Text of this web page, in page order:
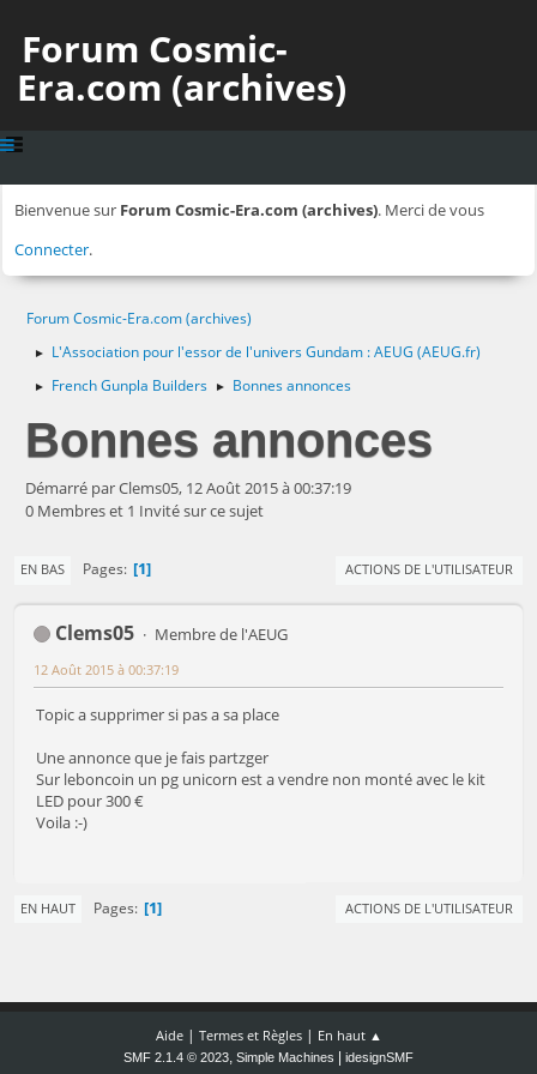
Forum Cosmic-
Era.com (archives)
Bienvenue sur Forum Cosmic-Era.com (archives). Merci de vous
Connecter.
Forum Cosmic-Era.com (archives)
► L'Association pour l'essor de l'univers Gundam : AEUG (AEUG.fr)
► French Gunpla Builders ► Bonnes annonces
Bonnes annonces
Démarré par Clems05, 12 Août 2015 à 00:37:19
0 Membres et 1 Invité sur ce sujet
EN BAS Pages 1 ACTIONS DE L'UTILISATEUR
Clems05 Membre de l'AEUG
12 Août 2015 à 00:37:19
Topic a supprimer si pas a sa place
Une annonce que je fais partzger
Sur leboncoin un pg unicorn est a vendre non monté avec le kit
LED pour 300 €
Voila :-)
EN HAUT Pages 1 ACTIONS DE L'UTILISATEUR
Aide| Termes et Règles| En haut ▲
SMF 2.1.4 © 2023, Simple Machines idesignSMF